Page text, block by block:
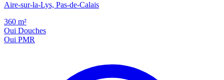
Aire-sur-la-Lys, Pas-de-Calais
360 m²
Oui Douches
Oui PMR